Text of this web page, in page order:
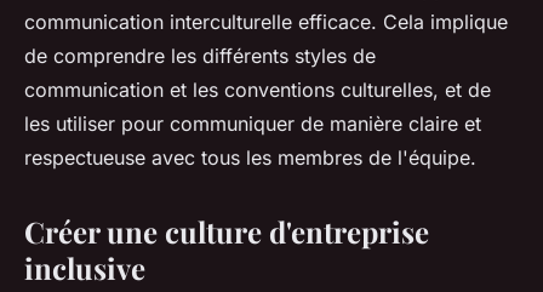
communication interculturelle efficace. Cela implique
de comprendre les différents styles de
communication et les conventions culturelles, et de
les utiliser pour communiquer de manière claire et
respectueuse avec tous les membres de l'équipe.
Créer une culture d'entreprise
inclusive